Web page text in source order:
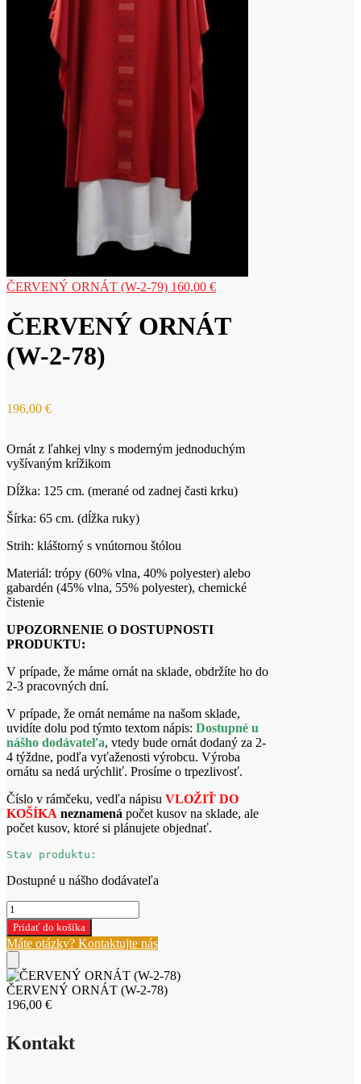
ČERVENÝ ORNÁT (W-2-79) 160,00 €
ČERVENÝ ORNÁT
(W-2-78)
196,00 €
Ornát z ľahkej vlny s moderným jednoduchým
vyšívaným krížikom
Dĺžka: 125 cm. (merané od zadnej časti krku)
Šírka: 65 cm. (dĺžka ruky)
Strih: kláštorný s vnútornou štólou
Materiál: trópy (60% vlna, 40% polyester) alebo
gabardén (45% vlna, 55% polyester), chemické
čistenie
UPOZORNENIE O DOSTUPNOSTI
PRODUKTU:
V prípade, že máme ornát na sklade, obdržíte ho do
2-3 pracovných dní.
V prípade, že ornát nemáme na našom sklade,
uvidíte dolu pod týmto textom nápis: Dostupné u
nášho dodávateľa, vtedy bude ornát dodaný za 2-
4 týždne, podľa vyťaženosti výrobcu. Výroba
ornátu sa nedá urýchliť. Prosíme o trpezlivosť.
Číslo v rámčeku, vedľa nápisu VLOŽIŤ DO
KOŠÍKA neznamená počet kusov na sklade, ale
počet kusov, ktoré si plánujete objednať.
Stav produktu:
Dostupné u nášho dodávateľa
množstvo
ČERVENÝ
ORNÁT
(W-
2-
78)
Pridať do košíka
Máte otázky? Kontaktujte nás
ČERVENÝ ORNÁT (W-2-78)
196,00 €
Kontakt